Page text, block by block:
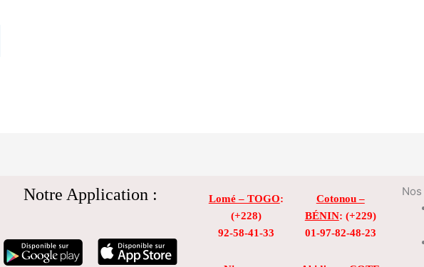
Notre Application : Lomé – TOGO:
(+228)
92-58-41-33
Cotonou –
BÉNIN: (+229)
01-97-82-48-23